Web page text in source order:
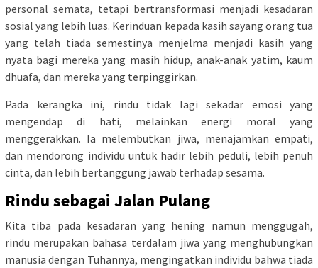
personal semata, tetapi bertransformasi menjadi kesadaran
sosial yang lebih luas. Kerinduan kepada kasih sayang orang tua
yang telah tiada semestinya menjelma menjadi kasih yang
nyata bagi mereka yang masih hidup, anak-anak yatim, kaum
dhuafa, dan mereka yang terpinggirkan.
Pada kerangka ini, rindu tidak lagi sekadar emosi yang
mengendap di hati, melainkan energi moral yang
menggerakkan. Ia melembutkan jiwa, menajamkan empati,
dan mendorong individu untuk hadir lebih peduli, lebih penuh
cinta, dan lebih bertanggung jawab terhadap sesama.
Rindu sebagai Jalan Pulang
Kita tiba pada kesadaran yang hening namun menggugah,
rindu merupakan bahasa terdalam jiwa yang menghubungkan
manusia dengan Tuhannya, mengingatkan individu bahwa tiada